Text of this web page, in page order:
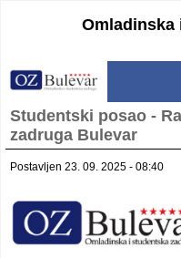
Omladinska
Studentski posao -
zadruga Bulevar
Postavljen 23. 09. 2025 - 08:40